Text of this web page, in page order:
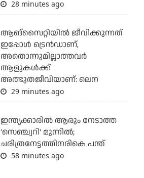
28 minutes ago
ആങ്സൈറ്റിയിൽ ജീവിക്കുന്നത്
ഇപ്പോൾ ട്രെൻഡാണ്,
അതൊന്നുമില്ലാത്തവർ
ആളുകൾക്ക്
അത്ഭുതജീവിയാണ്: ലെന
29 minutes ago
ഇന്ത്യക്കാരില്‍ ആരും നേടാത്ത
'സെഞ്ച്വറി' മുന്നില്‍;
ചരിത്രനേട്ടത്തിനരികെ പന്ത്
58 minutes ago